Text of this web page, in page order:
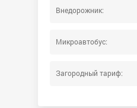
Внедорожник:
Микроавтобус:
Загородный тариф: